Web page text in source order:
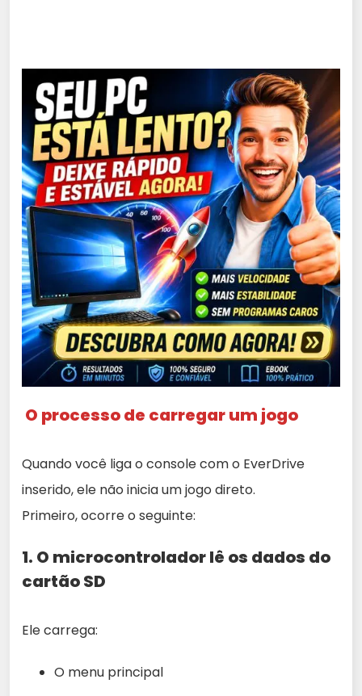
O processo de carregar um jogo
Quando você liga o console com o EverDrive
inserido, ele não inicia um jogo direto.
Primeiro, ocorre o seguinte:
1. O microcontrolador lê os dados do
cartão SD
Ele carrega:
O menu principal